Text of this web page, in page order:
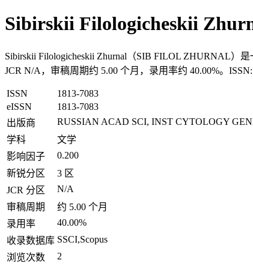
Sibirskii Filologicheskii
Sibirskii Filologicheskii Zhurnal（SIB FILOL ZHURNAL）
JCR N/A，审稿周期约 5.00 个月，录用率约 40.00%。
ISSN
1813-7083
eISSN
1813-7083
出版商
RUSSIAN ACAD SCI, INST CYTOLOGY
学科
文学
影响因子
0.200
新锐分区
3 区
JCR 分区
N/A
审稿周期
约 5.00 个月
录用率
40.00%
收录数据库 SSCI,Scopus
浏览次数
2